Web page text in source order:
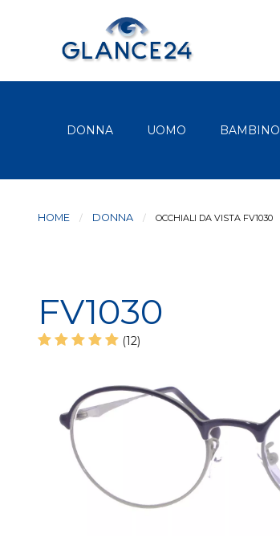
DONNA UOMO BAMBINO
HOME DONNA CURRENT:
OCCHIALI DA VISTA FV1030
FV1030
(12)